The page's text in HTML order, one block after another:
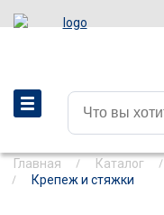
Главная Каталог
Крепеж и стяжки